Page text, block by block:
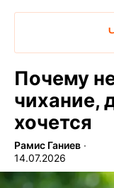
Почему
чихание,
хочется
Рамис Ганиев ∙
14.07.2026